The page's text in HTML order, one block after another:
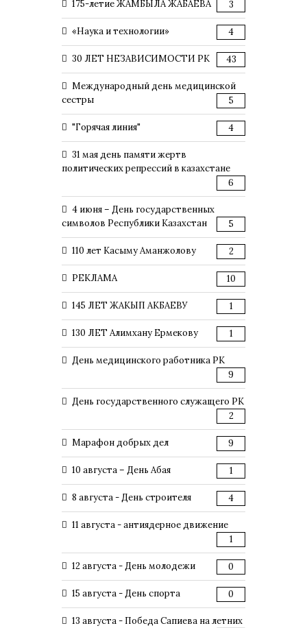
175-летие ЖАМБЫЛА ЖАБАЕВА 3
«Наука и технологии» 4
30 ЛЕТ НЕЗАВИСИМОСТИ РК 43
Международный день медицинской
сестры
5
"Горячая линия" 4
31 мая день памяти жертв
политических репрессий в казахстане
6
4 июня – День государственных
символов Республики Казахстан
5
110 лет Касыму Аманжолову 2
РЕКЛАМА 10
145 ЛЕТ ЖАКЫП АКБАЕВУ 1
130 ЛЕТ Алимхану Ермекову 1
День медицинского работника РК
9
День государственного служащего РК
2
Марафон добрых дел 9
10 августа – День Абая 1
8 августа - День строителя 4
11 августа - антиядерное движение
1
12 августа - День молодежи 0
15 августа - День спорта 0
13 августа - Победа Сапиева на летних